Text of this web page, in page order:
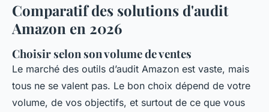
Comparatif des solutions d'audit
Amazon en 2026
Choisir selon son volume de ventes
Le marché des outils d’audit Amazon est vaste, mais
tous ne se valent pas. Le bon choix dépend de votre
volume, de vos objectifs, et surtout de ce que vous